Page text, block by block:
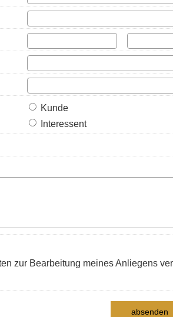
Kunde
Interessent
zur Bearbeitung meines Anliegens
absenden